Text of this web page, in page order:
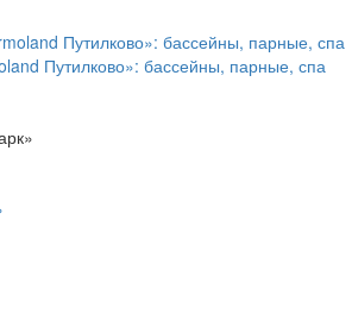
Путилково»: бассейны, парные, спа